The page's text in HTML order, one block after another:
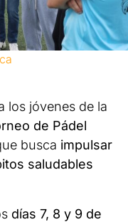
los jóvenes de la
de Pádel
busca impulsar
saludables
días 7, 8 y 9 de